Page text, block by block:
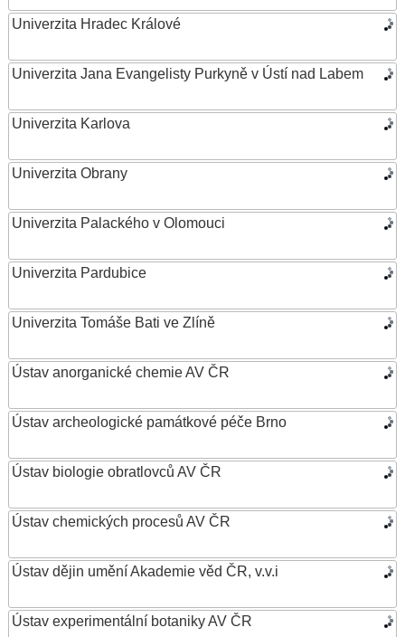
Univerzita Hradec Králové
Univerzita Jana Evangelisty Purkyně v Ústí nad Labem
Univerzita Karlova
Univerzita Obrany
Univerzita Palackého v Olomouci
Univerzita Pardubice
Univerzita Tomáše Bati ve Zlíně
Ústav anorganické chemie AV ČR
Ústav archeologické památkové péče Brno
Ústav biologie obratlovců AV ČR
Ústav chemických procesů AV ČR
Ústav dějin umění Akademie věd ČR, v.v.i
Ústav experimentální botaniky AV ČR